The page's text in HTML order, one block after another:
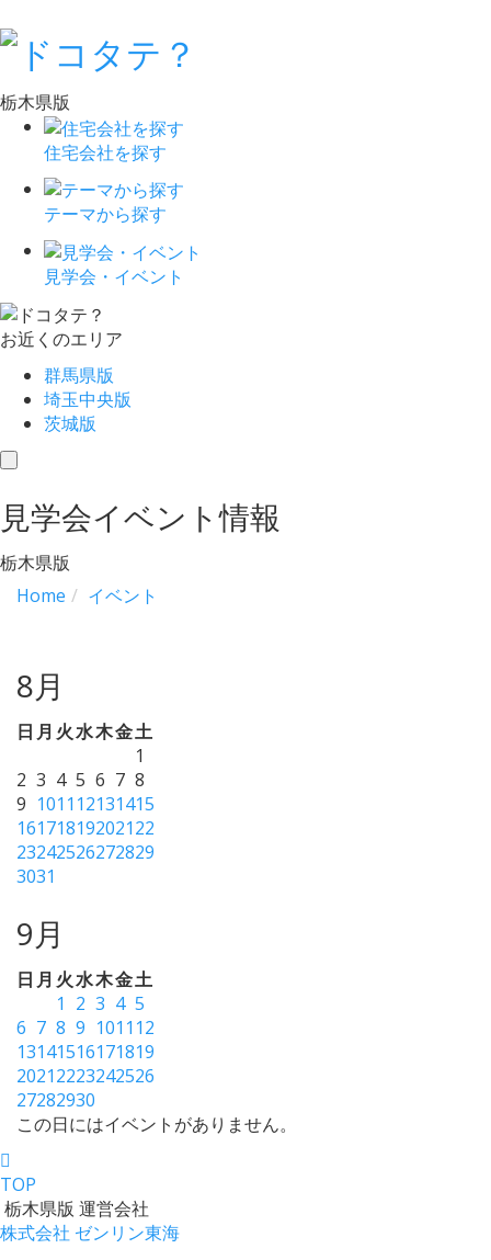
栃木県版
住宅会社を探す
テーマから探す
見学会・イベント
お近くのエリア
群馬県版
埼玉中央版
茨城版
toggle
見学会イベント情報
栃木県版
Home
イベント
8月
日 月 火水木金土
1
2 3 4 5 6 7 8
9 1011 12131415
16171819202122
23242526272829
3031
9月
日 月 火水木金土
1 2 3 4 5
6 7 8 9 1011 12
13141516171819
20212223242526
27282930
この日にはイベントがありません。
TOP
栃木県版 運営会社
株式会社 ゼンリン東海